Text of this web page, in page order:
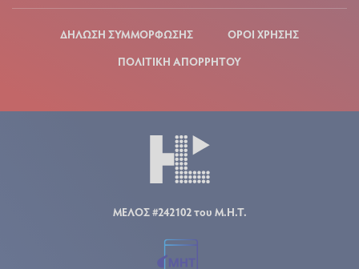
ΔΗΛΩΣΗ ΣΥΜΜΟΡΦΩΣΗΣ
ΟΡΟΙ ΧΡΗΣΗΣ
ΠΟΛΙΤΙΚΗ ΑΠΟΡΡΗΤΟΥ
ΜΕΛΟΣ #242102 του Μ.Η.Τ.